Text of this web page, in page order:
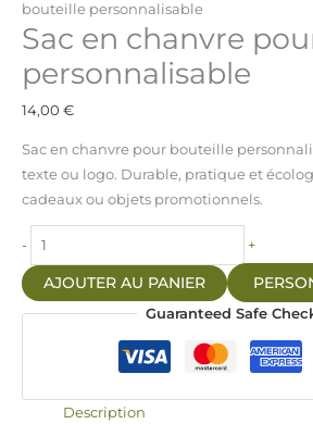
bouteille personnalisable
Sac en chanvre
personnalisable
14,00 €
Sac en chanvre pour bouteille
texte ou logo. Durable, pratique et
cadeaux ou objets promotionnels.
- +
AJOUTER AU PANIER
Guaranteed Safe
Description